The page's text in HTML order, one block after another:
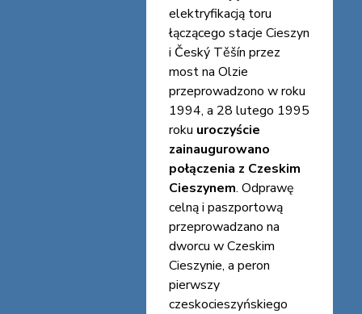
elektryfikacją toru
łączącego stacje Cieszyn
i Český Těšín przez
most na Olzie
przeprowadzono w roku
1994, a 28 lutego 1995
roku uroczyście
zainaugurowano
połączenia z Czeskim
Cieszynem. Odprawę
celną i paszportową
przeprowadzano na
dworcu w Czeskim
Cieszynie, a peron
pierwszy
czeskocieszyńskiego